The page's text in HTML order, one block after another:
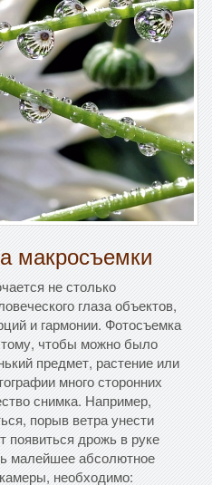
макросъемки
не столько
глаза объектов,
и гармонии. Фотосъемка
тому, чтобы можно было
предмет, растение или
много сторонних
снимка. Например,
порыв ветра унести
появиться дрожь в руке
малейшее абсолютное
необходимо: